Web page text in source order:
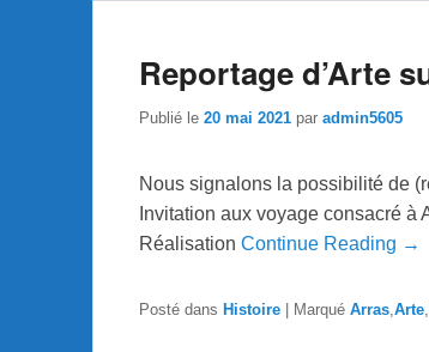
Reportage d’Arte
Publié le 20 mai 2021 par admin5605
Nous signalons la possibilité de
Invitation aux voyage consacré
Réalisation Continue Reading →
Posté dans Histoire Marqué Arras Arte